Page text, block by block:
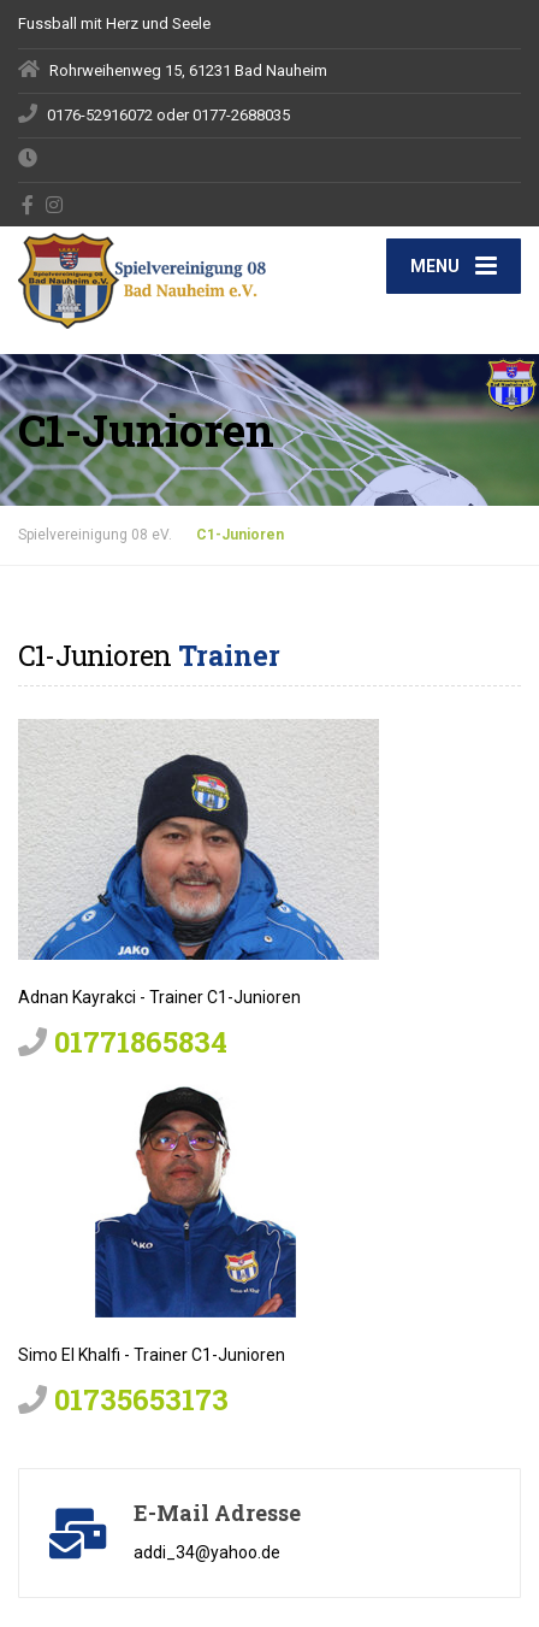
Fussball mit Herz und Seele
Rohrweihenweg 15, 61231 Bad Nauheim
0176-52916072 oder 0177-2688035
MENU
C1-Junioren
Spielvereinigung 08 eV. C1-Junioren
C1-Junioren Trainer
Adnan Kayrakci - Trainer C1-Junioren
01771865834
Simo El Khalfi - Trainer C1-Junioren
01735653173
E-Mail Adresse
addi_34@yahoo.de